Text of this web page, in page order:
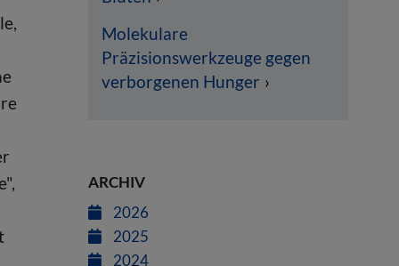
Molekulare
Präzisionswerkzeuge gegen
verborgenen Hunger
ARCHIV
2026
2025
2024